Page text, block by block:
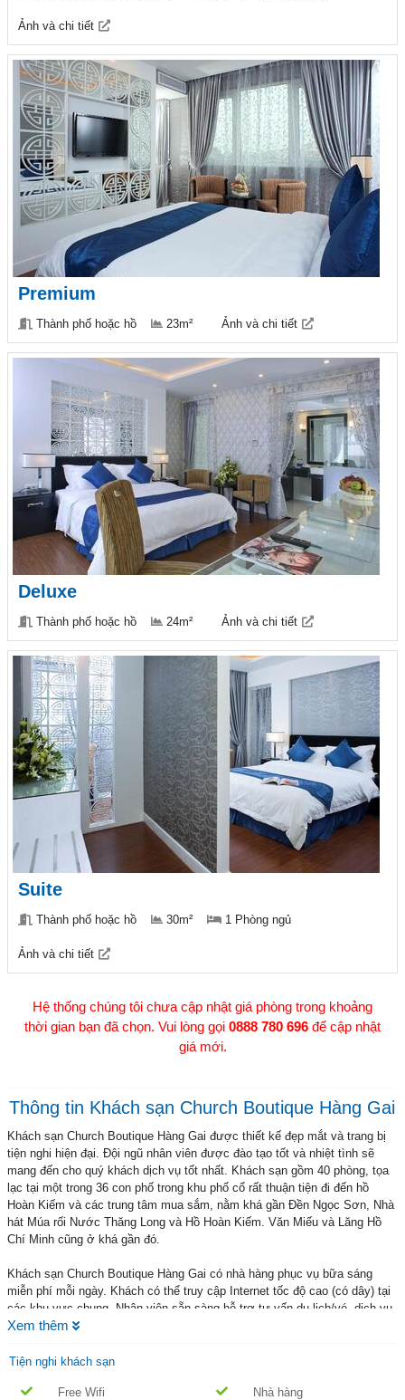
Ảnh và chi tiết
Premium
Thành phố hoặc hồ 23m² Ảnh và chi tiết
Deluxe
Thành phố hoặc hồ 24m² Ảnh và chi tiết
Suite
Thành phố hoặc hồ 30m² 1 Phòng ngủ
Ảnh và chi tiết
Hệ thống chúng tôi chưa cập nhật giá phòng trong khoảng
thời gian bạn đã chọn. Vui lòng gọi 0888 780 696 để cập nhật
giá mới.
Thông tin Khách sạn Church Boutique Hàng Gai
Khách sạn Church Boutique Hàng Gai được thiết kế đẹp mắt và trang bị
tiện nghi hiện đại. Đội ngũ nhân viên được đào tạo tốt và nhiệt tình sẽ
mang đến cho quý khách dịch vụ tốt nhất. Khách sạn gồm 40 phòng, tọa
lạc tại một trong 36 con phố trong khu phố cổ rất thuận tiện đi đến hồ
Hoàn Kiếm và các trung tâm mua sắm, nằm khá gần Đền Ngọc Sơn, Nhà
hát Múa rối Nước Thăng Long và Hồ Hoàn Kiếm. Văn Miếu và Lăng Hồ
Chí Minh cũng ở khá gần đó.
Khách sạn Church Boutique Hàng Gai có nhà hàng phục vụ bữa sáng
miễn phí mỗi ngày. Khách có thể truy cập Internet tốc độ cao (có dây) tại
các khu vực chung. Nhân viên sẵn sàng hỗ trợ tư vấn du lịch/vé, dịch vụ
hỗ trợ nhu cầu hành chánh, văn phòng và dịch vụ đổi tiền. Các tiện ích,
máy. Với khoản phụ phí nhỏ, khách có thể sử dụng xe đưa đón tới sân
Thiết bị và dịch vụ cung cấp bởi Khách sạn Church Boutique Hàng Gai
Xem thêm
Tiện nghi khách sạn
Free Wifi Nhà hàng